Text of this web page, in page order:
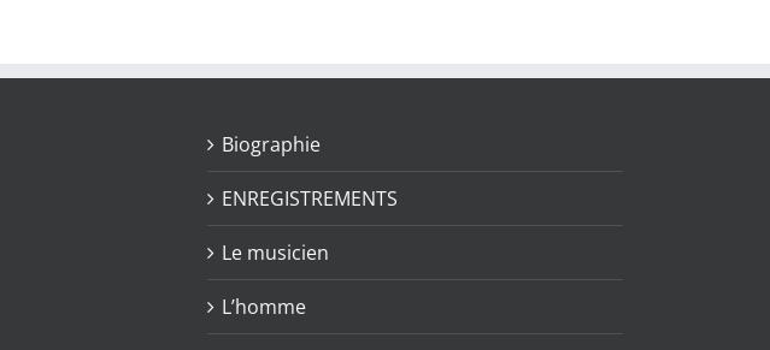
Biographie
ENREGISTREMENTS
Le musicien
L’homme